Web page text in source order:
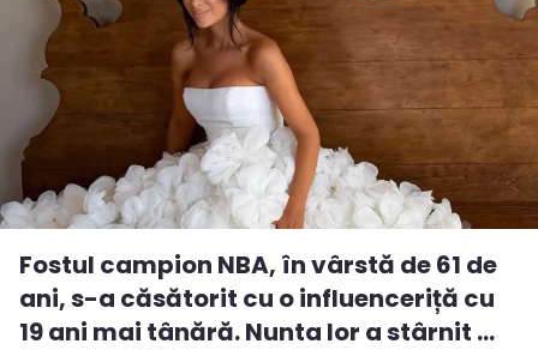
Fostul campion NBA, în vârstă de 61 de
ani, s-a căsătorit cu o influenceriță cu
19 ani mai tânără. Nunta lor a stârnit ...